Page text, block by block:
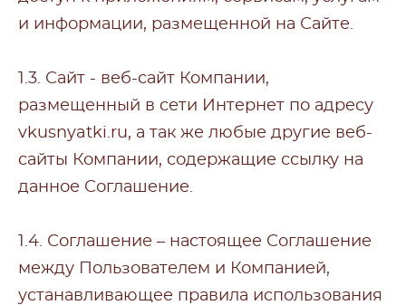
и информации, размещенной на Сайте.
1.3. Сайт - веб-сайт Компании,
размещенный в сети Интернет по адресу
vkusnyatki.ru, а так же любые другие веб-
сайты Компании, содержащие ссылку на
данное Соглашение.
1.4. Соглашение – настоящее Соглашение
между Пользователем и Компанией,
устанавливающее правила использования